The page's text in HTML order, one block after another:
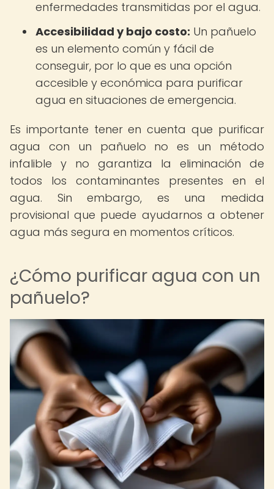
enfermedades transmitidas por el agua.
Accesibilidad y bajo costo: Un pañuelo
es un elemento común y fácil de
conseguir, por lo que es una opción
accesible y económica para purificar
agua en situaciones de emergencia.
Es importante tener en cuenta que purificar
agua con un pañuelo no es un método
infalible y no garantiza la eliminación de
todos los contaminantes presentes en el
agua. Sin embargo, es una medida
provisional que puede ayudarnos a obtener
agua más segura en momentos críticos.
¿Cómo purificar agua con un
pañuelo?